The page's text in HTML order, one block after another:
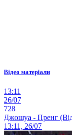
Відео матеріали
13:11
26/07
728
Джошуа - Пренг
13:11, 26/07